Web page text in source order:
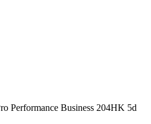
Performance Business 204HK 5d